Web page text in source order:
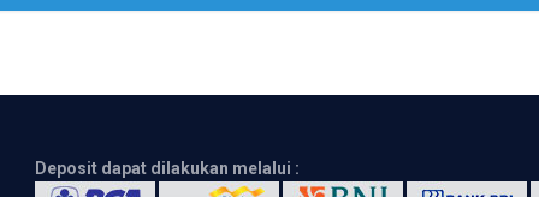
Deposit dapat dilakukan melalui :